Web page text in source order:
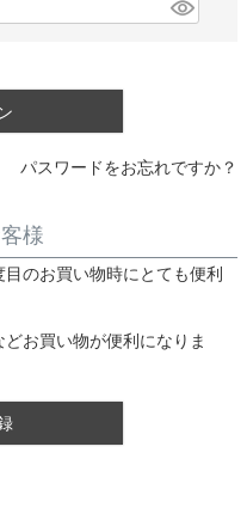
パスワードをお忘れですか？
様
のお買い物時にとても便利
お買い物が便利になりま